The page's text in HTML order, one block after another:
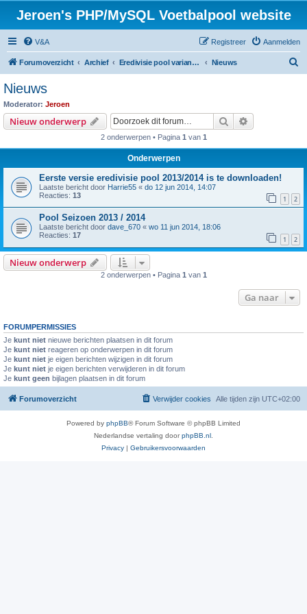
Jeroen's PHP/MySQL Voetbalpool website
V&A Aanmelden
Registreer
Forumoverzicht Archief Eredivisie pool variant seizoen 2013 / 2014 Nieuws
Nieuws
Moderator: Jeroen
Nieuw onderwerp Zoek
2 onderwerpen • Pagina 1 van 1
Onderwerpen
Eerste versie eredivisie pool 2013/2014 is te downloaden!
Laatste bericht door Harrie55 « do 12 jun 2014, 14:07
Reacties: 13 1 2
Pool Seizoen 2013 / 2014
Laatste bericht door dave_670 « wo 11 jun 2014, 18:06
Reacties: 17 1 2
Nieuw onderwerp
2 onderwerpen • Pagina 1 van 1
Ga naar
FORUMPERMISSIES
Je kunt niet nieuwe berichten plaatsen in dit forum
Je kunt niet reageren op onderwerpen in dit forum
Je kunt niet je eigen berichten wijzigen in dit forum
Je kunt niet je eigen berichten verwijderen in dit forum
Je kunt geen bijlagen plaatsen in dit forum
Forumoverzicht Alle tijden zijn UTC+02:00
Verwijder cookies
Powered by phpBB® Forum Software © phpBB Limited
Nederlandse vertaling doorphpBB.nl.
Privacy | Gebruikersvoorwaarden